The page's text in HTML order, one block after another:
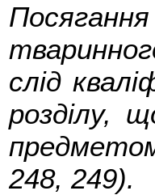
слід
розділу,
248, 249).